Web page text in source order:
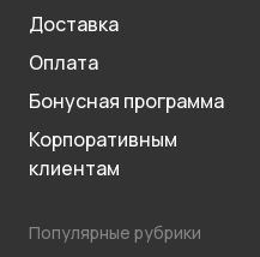
Доставка
Оплата
Бонусная программа
Корпоративным
клиентам
Популярные рубрики